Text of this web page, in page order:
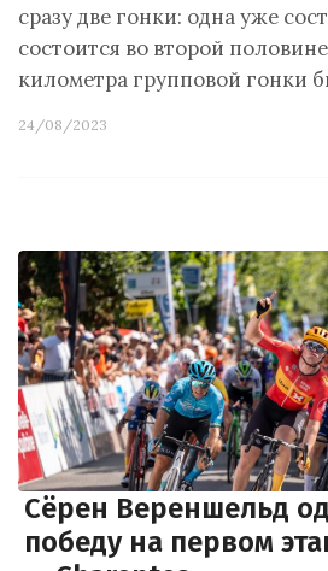
сразу две гонки: одна уже
состоится во второй
километра групповой гонки
24/08/2023
Сёрен Вереншельд
победу на первом